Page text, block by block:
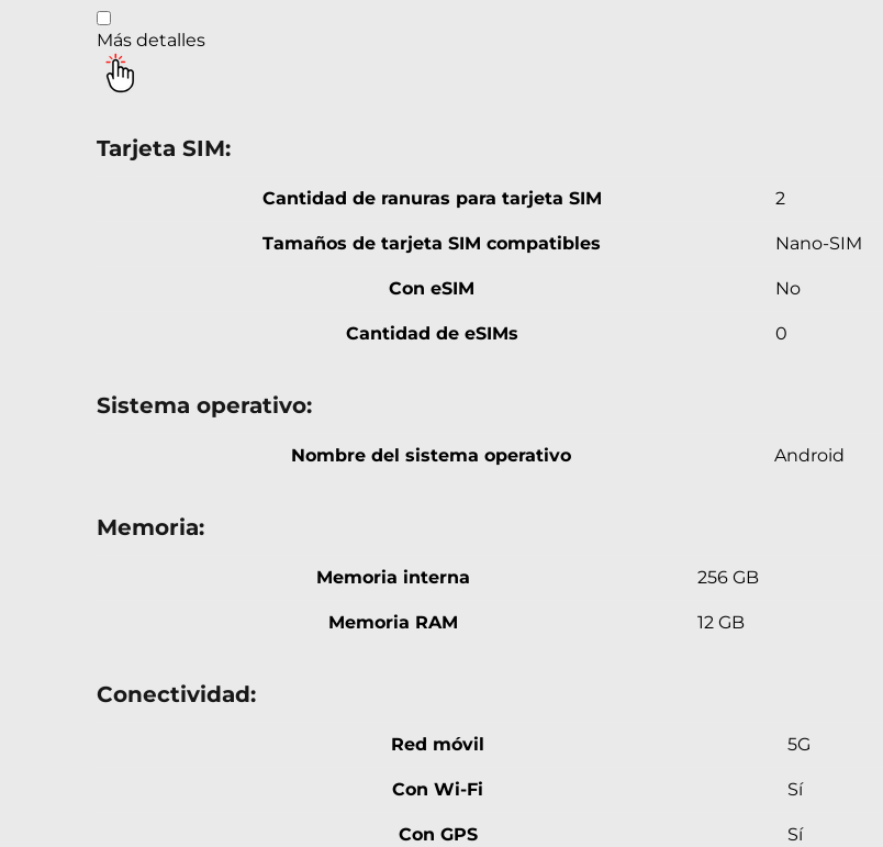
Más detalles
Tarjeta SIM:
Cantidad de ranuras para tarjeta SIM 2
Tamaños de tarjeta SIM compatibles Nano-SIM
Con eSIM No
Cantidad de eSIMs 0
Sistema operativo:
Nombre del sistema operativo Android
Memoria:
Memoria interna 256 GB
Memoria RAM 12 GB
Conectividad:
Red móvil 5G
Con Wi-Fi Sí
Con GPS Sí